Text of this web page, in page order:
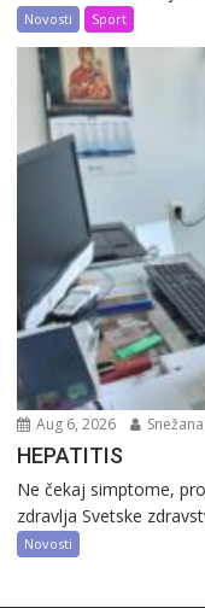
Novosti Sport
Aug 6, 2026
HEPATITIS
Ne čekaj simptome,
zdravlja Svetske
Novosti